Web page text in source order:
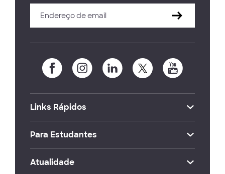
Links Rápidos
Para Estudantes
Atualidade